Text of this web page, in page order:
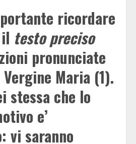
ricordare
testo preciso
pronunciate
Maria (1).
stessa che lo
e’
vi saranno